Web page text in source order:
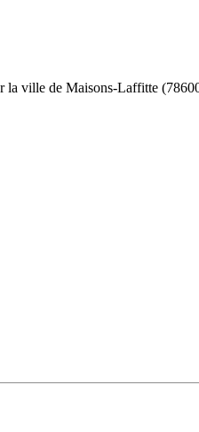
ville de Maisons-Laffitte